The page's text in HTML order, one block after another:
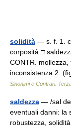
solidità — s. f. 1.
corposità □
CONTR. mollezza,
inconsistenza 2.
Sinonimi e Contrari.
saldezza — /sal
eventuali danni: la
robustezza,